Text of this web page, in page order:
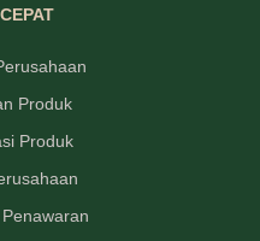
Produk
Produk